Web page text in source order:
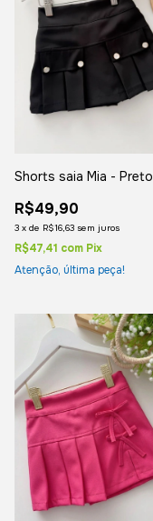
Shorts saia Mia - Preto
R$49,90
3 x de R$16,63 sem juros
R$47,41 com Pix
Atenção, última peça!